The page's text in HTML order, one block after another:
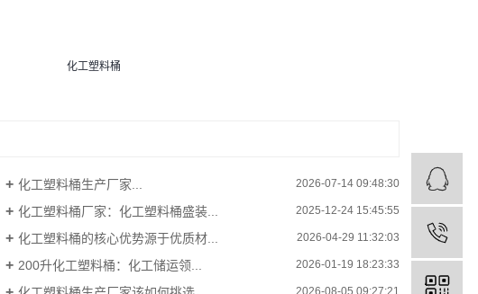
化工塑料桶
化工塑料桶生产厂家... 2026-07-14 09:48:30
化工塑料桶厂家：化工塑料桶盛装... 2025-12-24 15:45:55
化工塑料桶的核心优势源于优质材... 2026-04-29 11:32:03
200升化工塑料桶：化工储运领... 2026-01-19 18:23:33
2026-08-05 09:27:21